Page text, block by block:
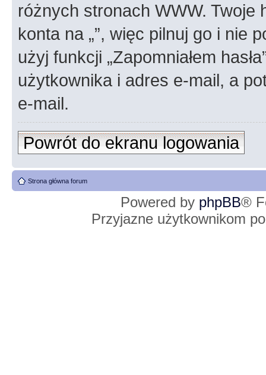
różnych stronach WWW. Twoje
konta na „”, więc pilnuj go i nie
użyj funkcji „Zapomniałem
użytkownika i adres e-mail, a
e-mail.
Powrót do ekranu logowania
Strona główna forum
Powered by phpBB®
Przyjazne użytkownikom